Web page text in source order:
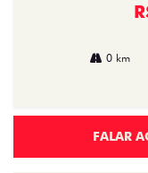
0 km
FALAR